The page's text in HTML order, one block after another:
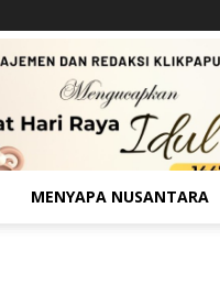
MENYAPA NUSANTARA